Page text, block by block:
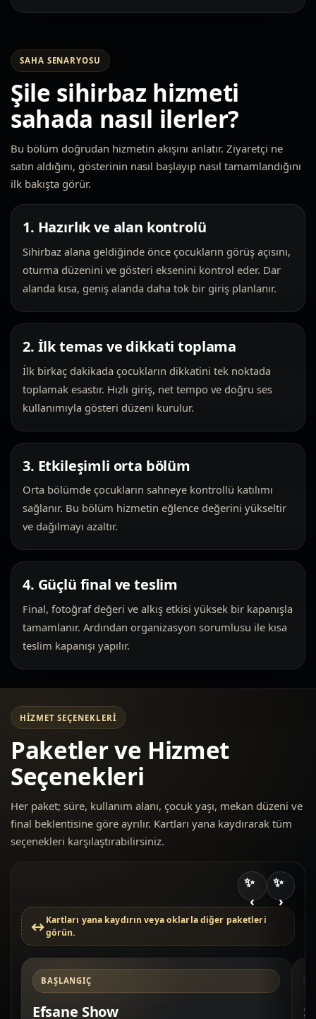
SAHA SENARYOSU
Şile sihirbaz hizmeti
sahada nasıl ilerler?
Bu bölüm doğrudan hizmetin akışını anlatır. Ziyaretçi ne
satın aldığını, gösterinin nasıl başlayıp nasıl tamamlandığını
ilk bakışta görür.
1. Hazırlık ve alan kontrolü
Sihirbaz alana geldiğinde önce çocukların görüş açısını,
oturma düzenini ve gösteri eksenini kontrol eder. Dar
alanda kısa, geniş alanda daha tok bir giriş planlanır.
2. İlk temas ve dikkati toplama
İlk birkaç dakikada çocukların dikkatini tek noktada
toplamak esastır. Hızlı giriş, net tempo ve doğru ses
kullanımıyla gösteri düzeni kurulur.
3. Etkileşimli orta bölüm
Orta bölümde çocukların sahneye kontrollü katılımı
sağlanır. Bu bölüm hizmetin eğlence değerini yükseltir
ve dağılmayı azaltır.
4. Güçlü final ve teslim
Final, fotoğraf değeri ve alkış etkisi yüksek bir kapanışla
tamamlanır. Ardından organizasyon sorumlusu ile kısa
teslim kapanışı yapılır.
HIZMET SEÇENEKLERI
Paketler ve Hizmet
Seçenekleri
Her paket; süre, kullanım alanı, çocuk yaşı, mekan düzeni ve
final beklentisine göre ayrılır. Kartları yana kaydırarak tüm
seçenekleri karşılaştırabilirsiniz.
‹ ›
Kartları yana kaydırın veya oklarla diğer paketleri
görün.
BAŞLANGIÇ
Efsane Show